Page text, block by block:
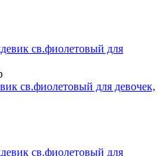
св.фиолетовый для девочек,